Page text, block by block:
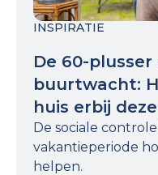
INSPIRATIE
De 60-
buurtwacht:
huis erbij
De sociale
vakantieperiode
helpen.